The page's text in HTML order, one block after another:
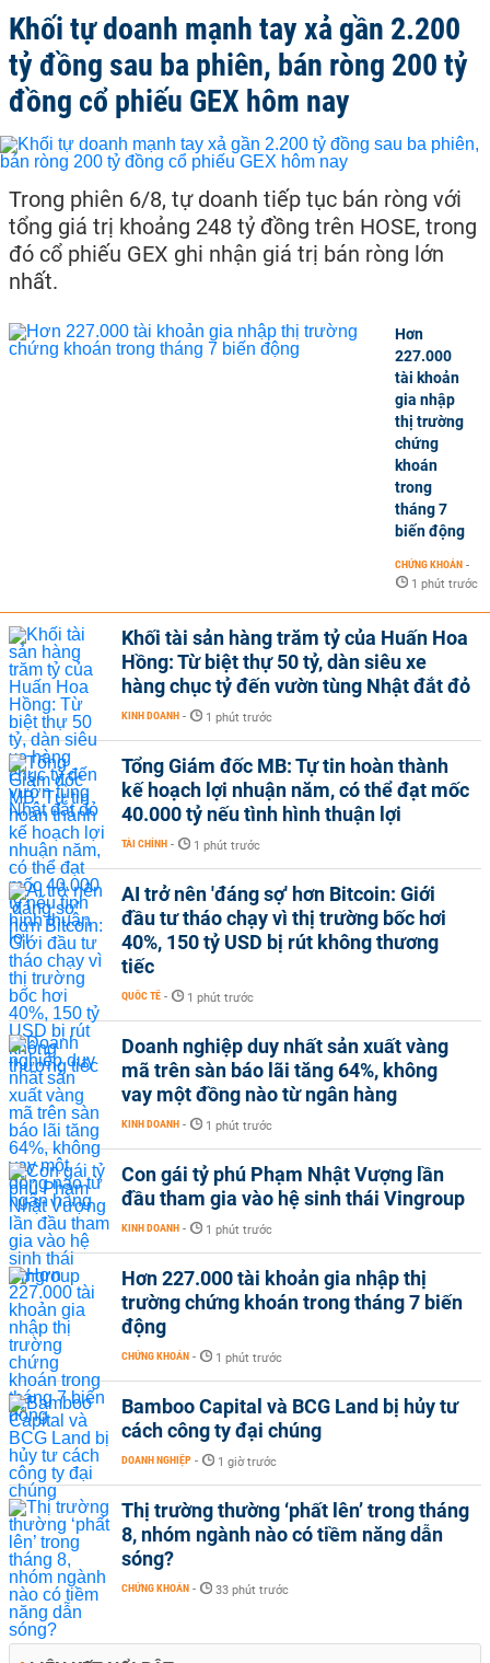
Khối tự doanh mạnh tay xả gần 2.200
tỷ đồng sau ba phiên, bán ròng 200 tỷ
đồng cổ phiếu GEX hôm nay
Trong phiên 6/8, tự doanh tiếp tục bán ròng với
tổng giá trị khoảng 248 tỷ đồng trên HOSE, trong
đó cổ phiếu GEX ghi nhận giá trị bán ròng lớn
nhất.
Hơn
227.000
tài khoản
gia nhập
thị trường
chứng
khoán
trong
tháng 7
biến động
CHỨNG KHOÁN -
1 phút trước
Khối tài sản hàng trăm tỷ của Huấn Hoa
Hồng: Từ biệt thự 50 tỷ, dàn siêu xe
hàng chục tỷ đến vườn tùng Nhật đắt đỏ
KINH DOANH - 1 phút trước
Tổng Giám đốc MB: Tự tin hoàn thành
kế hoạch lợi nhuận năm, có thể đạt mốc
40.000 tỷ nếu tình hình thuận lợi
TÀI CHÍNH - 1 phút trước
AI trở nên 'đáng sợ' hơn Bitcoin: Giới
đầu tư tháo chạy vì thị trường bốc hơi
40%, 150 tỷ USD bị rút không thương
tiếc
QUỐC TẾ - 1 phút trước
Doanh nghiệp duy nhất sản xuất vàng
mã trên sàn báo lãi tăng 64%, không
vay một đồng nào từ ngân hàng
KINH DOANH - 1 phút trước
Con gái tỷ phú Phạm Nhật Vượng lần
đầu tham gia vào hệ sinh thái Vingroup
KINH DOANH - 1 phút trước
Hơn 227.000 tài khoản gia nhập thị
trường chứng khoán trong tháng 7 biến
động
CHỨNG KHOÁN - 1 phút trước
Bamboo Capital và BCG Land bị hủy tư
cách công ty đại chúng
DOANH NGHIỆP - 1 giờ trước
Thị trường thường ‘phất lên’ trong tháng
8, nhóm ngành nào có tiềm năng dẫn
sóng?
CHỨNG KHOÁN - 33 phút trước